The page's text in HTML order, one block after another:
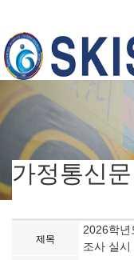
가정통신문
제목
2026학년
조사 실시